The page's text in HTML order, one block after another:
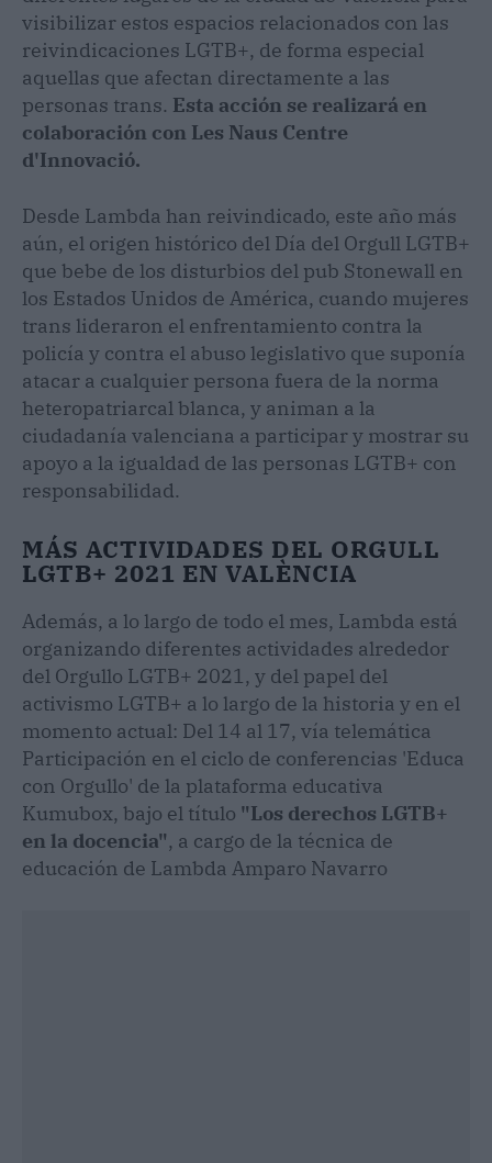
visibilizar estos espacios relacionados con las
reivindicaciones LGTB+, de forma especial
aquellas que afectan directamente a las
personas trans. Esta acción se realizará en
colaboración con Les Naus Centre
d'Innovació.
Desde Lambda han reivindicado, este año más
aún, el origen histórico del Día del Orgull LGTB+
que bebe de los disturbios del pub Stonewall en
los Estados Unidos de América, cuando mujeres
trans lideraron el enfrentamiento contra la
policía y contra el abuso legislativo que suponía
atacar a cualquier persona fuera de la norma
heteropatriarcal blanca, y animan a la
ciudadanía valenciana a participar y mostrar su
apoyo a la igualdad de las personas LGTB+ con
responsabilidad.
MÁS ACTIVIDADES DEL ORGULL
LGTB+ 2021 EN VALÈNCIA
Además, a lo largo de todo el mes, Lambda está
organizando diferentes actividades alrededor
del Orgullo LGTB+ 2021, y del papel del
activismo LGTB+ a lo largo de la historia y en el
momento actual: Del 14 al 17, vía telemática
Participación en el ciclo de conferencias 'Educa
con Orgullo' de la plataforma educativa
Kumubox, bajo el título "Los derechos LGTB+
en la docencia", a cargo de la técnica de
educación de Lambda Amparo Navarro